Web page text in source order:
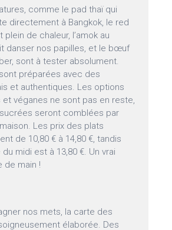
comme le pad thaï qui
directement à Bangkok, le red
plein de chaleur, l’amok au
danser nos papilles, et le bœuf
sont à tester absolument.
préparées avec des
et authentiques. Les options
et véganes ne sont pas en reste,
seront comblées par
Les prix des plats
de 10,80 € à 14,80 €, tandis
midi est à 13,80 €. Un vrai
de main !
nos mets, la carte des
élaborée. Des